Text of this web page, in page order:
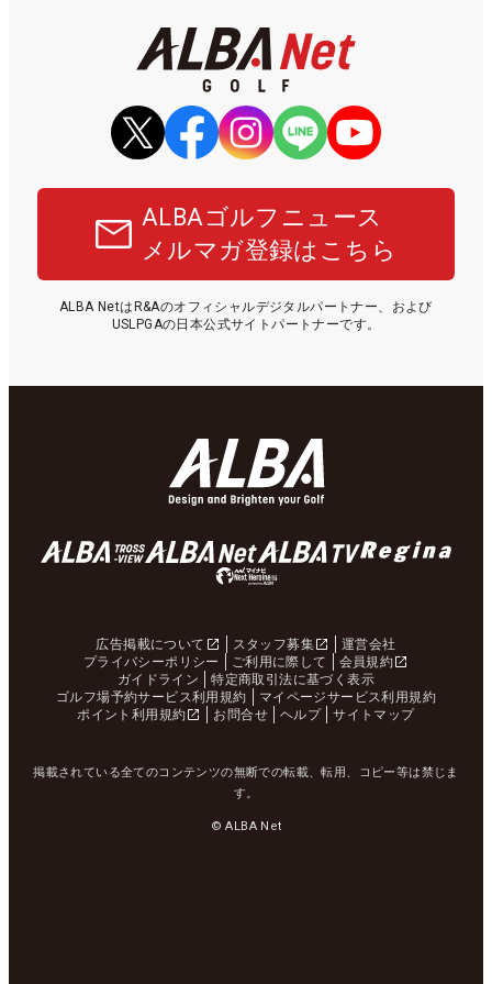
ALBAゴルフニュース
メルマガ登録はこちら
ALBA NetはR&Aのオフィシャルデジタルパートナー、および
USLPGAの日本公式サイトパートナーです。
広告掲載について スタッフ募集
運営会社
プライバシーポリシー
ご利用に際して
会員規約
ガイドライン
特定商取引法に基づく表示
ゴルフ場予約サービス利用規約
マイページサービス利用規約
ポイント利用規約
お問合せ ヘルプ サイトマップ
掲載されている全てのコンテンツの無断での転載、転用、コピー等は禁じま
す。
© ALBA Net